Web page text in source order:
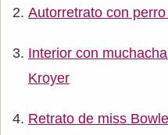
Autorretrato con
Interior con
Kroyer
Retrato de miss